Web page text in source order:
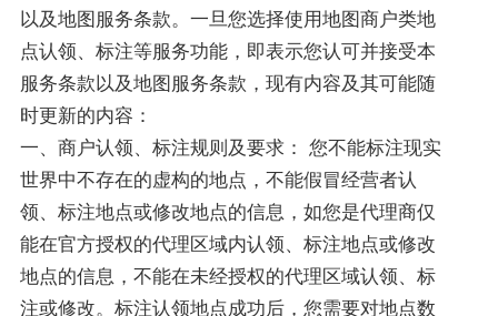
以及地图服务条款。一旦您选择使用地图商户类地
点认领、标注等服务功能，即表示您认可并接受本
服务条款以及地图服务条款，现有内容及其可能随
时更新的内容：
一、商户认领、标注规则及要求： 您不能标注现实
世界中不存在的虚构的地点，不能假冒经营者认
领、标注地点或修改地点的信息，如您是代理商仅
能在官方授权的代理区域内认领、标注地点或修改
地点的信息，不能在未经授权的代理区域认领、标
注或修改。标注认领地点成功后，您需要对地点数